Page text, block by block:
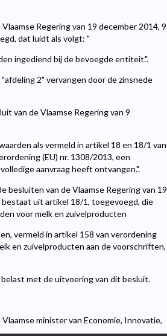
Regering van 19 december 2014, 9
dat luidt als volgt: "
ingediend bij de bevoegde entiteit.".
2" vervangen door de zinsnede
van de Vlaamse Regering van 9
als vermeld in artikel 18 en 18/1 van
(EU) nr. 1308/2013, een
aanvraag heeft ontvangen.".
besluiten van de Vlaamse Regering van 19
uit artikel 18/1, toegevoegd, die
voor melk en zuivelproducten
vermeld in artikel 158 van verordening
en zuivelproducten aan de voorschriften,
met de uitvoering van dit besluit.
minister van Economie, Innovatie,